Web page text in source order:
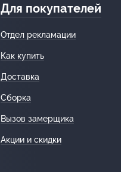
Для покупателей
Отдел рекламации
Как купить
Доставка
Сборка
Вызов замерщика
Акции и скидки